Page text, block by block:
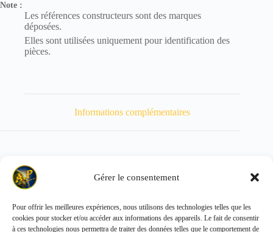
Gérer le consentement
Pour offrir les meilleures expériences, nous utilisons des technologies telles que les
cookies pour stocker et/ou accéder aux informations des appareils. Le fait de consentir
à ces technologies nous permettra de traiter des données telles que le comportement de
Note :
Les références constructeurs sont des marques
déposées.
Elles sont utilisées uniquement pour identification des
pièces.
Informations complémentaires
Poids 1863 kg
Copyright © 2026 - ALL PARTS FRANCE SAS